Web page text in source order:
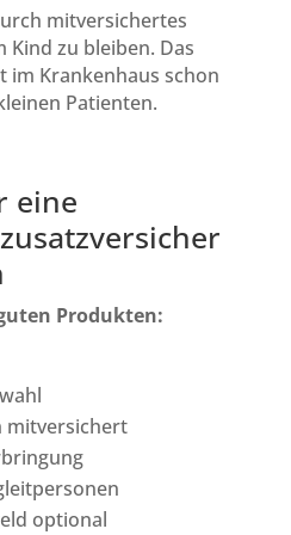
mitversichertes
Kind zu bleiben. Das
im Krankenhaus schon
Patienten.
eine
Produkten:
mitversichert
optional